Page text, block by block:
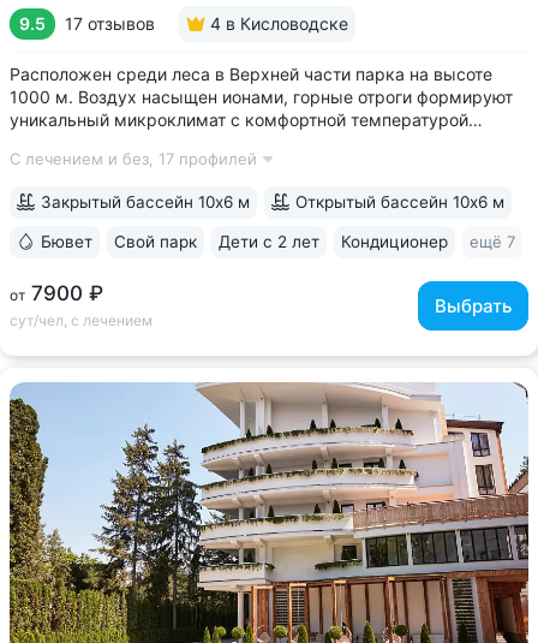
9.5 17 отзывов 4 в Кисловодске
Расположен среди леса в Верхней части парка на высоте
1000 м. Воздух насыщен ионами, горные отроги формируют
уникальный микроклимат с комфортной температурой
№ 2Б Кисловодского парка • Один из лучших вариантов для
С лечением и без, 17 профилей
от 7900 ₽
сут/чел, с лечением
Выбрать
Закрытый бассейн 10х6 м Открытый бассейн 10х6 м
Бювет Свой парк Дети с 2 лет Кондиционер ещё 7